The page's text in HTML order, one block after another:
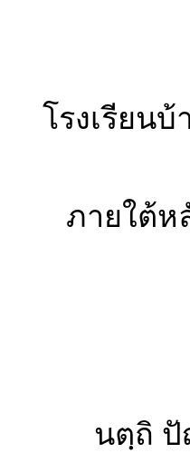
โรงเรียน
ภายใต้ห
นตฺถิ ปั